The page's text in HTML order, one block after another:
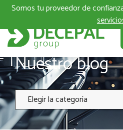
Somos tu proveedor de
Nuestro blog